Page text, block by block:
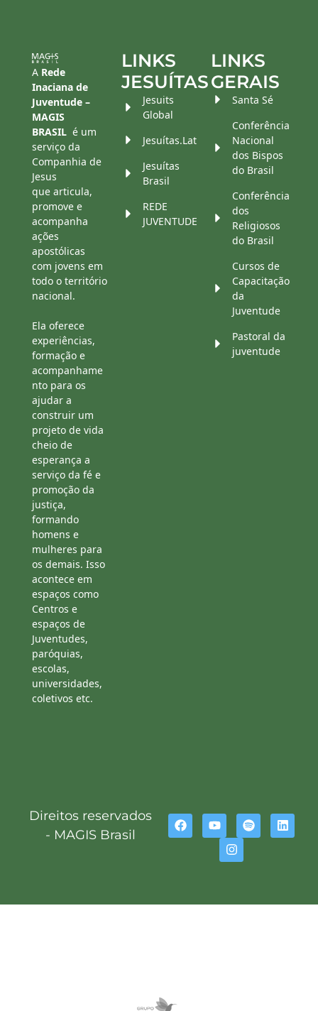
A Rede
Inaciana de
Juventude –
MAGIS
BRASIL é um
serviço da
Companhia de
Jesus
que articula,
promove e
acompanha
ações
apostólicas
com jovens em
todo o território
nacional.
Ela oferece
experiências,
formação e
acompanhame
nto para os
ajudar a
construir um
projeto de vida
cheio de
esperança a
serviço da fé e
promoção da
justiça,
formando
homens e
mulheres para
os demais. Isso
acontece em
espaços como
Centros e
espaços de
Juventudes,
paróquias,
escolas,
universidades,
coletivos etc.
LINKS
JESUÍTAS
Jesuits
Global
Jesuítas.Lat
Jesuítas
Brasil
REDE
JUVENTUDE
LINKS
GERAIS
Santa Sé
Conferência
Nacional
dos Bispos
do Brasil
Conferência
dos
Religiosos
do Brasil
Cursos de
Capacitação
da
Juventude
Pastoral da
juventude
Direitos reservados
- MAGIS Brasil